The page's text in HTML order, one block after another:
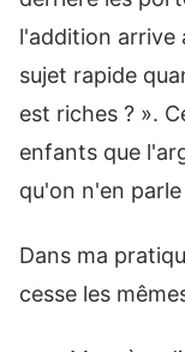
l'addition arrive
sujet rapide
est riches ? ».
enfants que
qu'on n'en parle
Dans ma
cesse les